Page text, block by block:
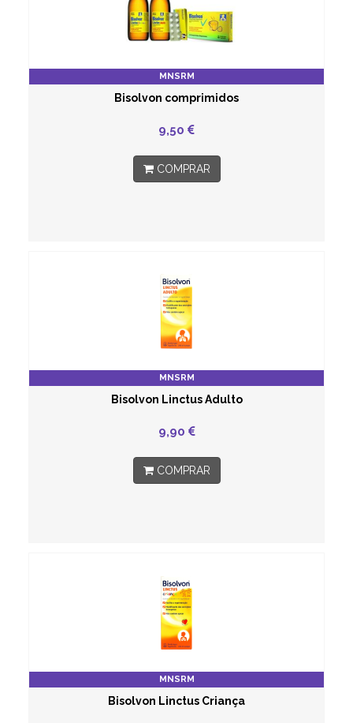
MNSRM
Bisolvon comprimidos
9,50
COMPRAR
MNSRM
Bisolvon Linctus Adulto
9,90
COMPRAR
MNSRM
Bisolvon Linctus Criança